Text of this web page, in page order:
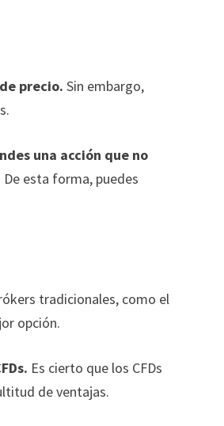
precio. Sin embargo,
una acción que no
esta forma, puedes
tradicionales, como el
opción.
Es cierto que los CFDs
de ventajas.